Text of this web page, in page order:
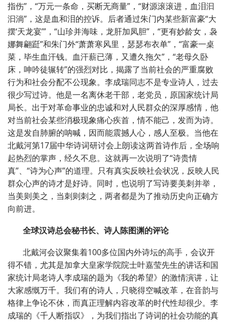
指伤”，“万元一条命，买断无商量”，“财源滚滚进，血泪汩
汩淌”，这是血和泪的控诉。后者通过朱门内某些新富豪“大
摆‘天龙宴’”，“山珍并海味，龙肝加凤胆”，“更有妙龄女，袅
娜舞翩跹”和朱门外“萧萧寒风里，瑟瑟布衣单”，“富豪一桌
菜，毕生血汗钱。血汗薪已薄，又遭久拖欠”，“老母久卧
床，呻吟徒辗转”的强烈对比，揭露了当前社会的严重腐败
行为和社会分配不公现象。李成瑞同志不是专业诗人，过去
很少写过诗。他是一名离休老干部，老党员，原国家统计局
局长。出于对革命事业的忠诚和对人民群众的深厚感情，他
对当前社会某些消极现象痛心疾首，情不能己，发而为诗。
这是发自肺腑的呐喊，因而能震撼人心，感人至极。当他在
北戴河第17届中华诗词研讨会上朗读这两首诗作后，全场响
起热烈的掌声，经久不息。这就再一次说明了“诗贵情
真”、“诗为心声”的道理。只有真实反映社会状况，反映人民
群众心声的诗才是好诗。同时，也说明了写诗要美刺并举，
当美则美之，当刺则刺之，两者都是为了推动历史向正确方
向前进。
全球汉诗总会秘书长、诗人陈图渊的评论
北戴河会议聚集着100多位国内外诗坛的高手，会议开
得不错，尤其是加拿大皇家学院院士叶嘉莹先生的讲话和国
家统计局老诗人李成瑞的题为《我的希望》的激情演讲，让
大家感慨万千。我们有的诗人，只晓得空喊改革，在音韵与
格律上争论不休，而真正理解内容改革的时代性却很少。李
成瑞的《千人断指叹》，为我们指出了诗词的社会功能的真